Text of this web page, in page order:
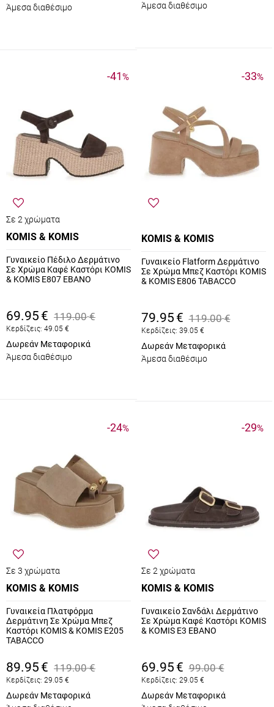
Άμεσα διαθέσιμο
Άμεσα διαθέσιμο
-41%
Σε 2 χρώματα
KOMIS & KOMIS
Γυναικείο Πέδιλο Δερμάτινο
Σε Χρώμα Καφέ Καστόρι KOMIS
& KOMIS E807 EBANO
69.95 € 119.00 €
Κερδίζεις: 49.05 €
Δωρεάν Μεταφορικά
Άμεσα διαθέσιμο
-33%
KOMIS & KOMIS
Γυναικείο Flatform Δερμάτινο
Σε Χρώμα Μπεζ Καστόρι KOMIS
& KOMIS E806 TABACCO
79.95 € 119.00 €
Κερδίζεις: 39.05 €
Δωρεάν Μεταφορικά
Άμεσα διαθέσιμο
-24%
Σε 3 χρώματα
KOMIS & KOMIS
Γυναικεία Πλατφόρμα
Δερμάτινη Σε Χρώμα Μπεζ
Καστόρι KOMIS & KOMIS E205
TABACCO
89.95 € 119.00 €
Κερδίζεις: 29.05 €
Δωρεάν Μεταφορικά
-29%
Σε 2 χρώματα
KOMIS & KOMIS
Γυναικείο Σανδάλι Δερμάτινο
Σε Χρώμα Καφέ Καστόρι KOMIS
& KOMIS E3 EBANO
69.95 € 99.00 €
Κερδίζεις: 29.05 €
Δωρεάν Μεταφορικά